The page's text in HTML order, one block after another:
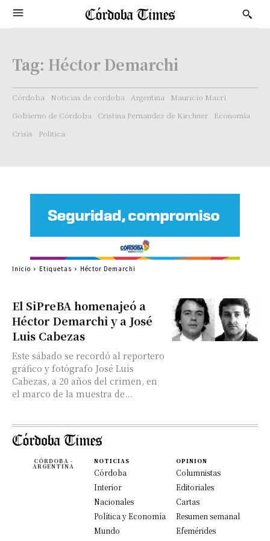
Tag: Héctor Demarchi
Córdoba Noticias de cordoba Argentina
Mauricio Macri
Gobierno de Córdoba
Cristina Fernandez de Kirchner
Economía
Crisis
Politica
El SiPreBA homenajeó a
Héctor Demarchi y a José
Luis Cabezas
Este sábado se recordó al reportero
gráfico y fotógrafo José Luis
Cabezas, a 20 años del crimen, en
el marco de la muestra de...
Inicio Etiquetas Héctor Demarchi
CÓRDOBA -
ARGENTINA
NOTICIAS
Córdoba
Interior
Nacionales
Política y Economía
Mundo
OPINION
Columnistas
Editoriales
Cartas
Resumen semanal
Efemérides